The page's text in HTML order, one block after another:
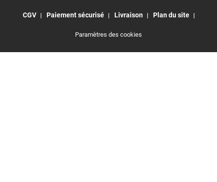
CGV Paiement sécurisé Livraison Plan du site
Paramètres des cookies